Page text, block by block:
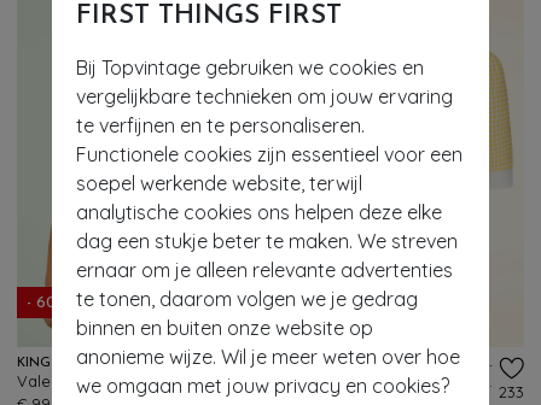
FIRST THINGS FIRST
Bij Topvintage gebruiken we cookies en
vergelijkbare technieken om jouw ervaring
te verfijnen en te personaliseren.
Functionele cookies zijn essentieel voor een
soepel werkende website, terwijl
analytische cookies ons helpen deze elke
dag een stukje beter te maken. We streven
ernaar om je alleen relevante advertenties
te tonen, daarom volgen we je gedrag
binnen en buiten onze website op
anonieme wijze. Wil je meer weten over hoe
we omgaan met jouw privacy en cookies?
- 60%
KING LOUIE
Valentina V Armada top in very groen
141
- 61%
EXCLUSIEF
VINTAGE CHIC FOR TOPVINTAGE
233